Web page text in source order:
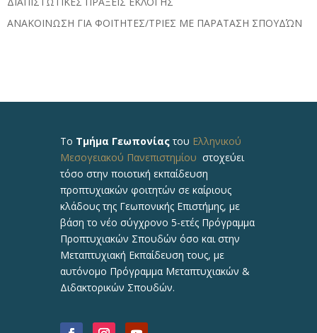
ΑΝΑΚΟΙΝΩΣΗ ΓΙΑ ΦΟΙΤΗΤΕΣ/ΤΡΙΕΣ ΜΕ ΠΑΡΑΤΑΣΗ ΣΠΟΥΔΏΝ
Το Τμήμα Γεωπονίαςτου Ελληνικού
Μεσογειακού Πανεπιστημίου στοχεύει
τόσο στην ποιοτική εκπαίδευση
προπτυχιακών φοιτητών σε καίριους
κλάδους της Γεωπονικής Επιστήμης, με
βάση το νέο σύγχρονο 5-ετές Πρόγραμμα
Προπτυχιακών Σπουδών όσο και στην
Μεταπτυχιακή Εκπαίδευση τους, με
αυτόνομο Πρόγραμμα Μεταπτυχιακών &
Διδακτορικών Σπουδών.